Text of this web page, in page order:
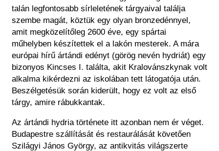
talán legfontosabb sírleletének tárgyaival találja
szembe magát, köztük egy olyan bronzedénnyel,
amit megközelítőleg 2600 éve, egy spártai
műhelyben készítettek el a lakón mesterek. A mára
európai hírű ártándi edényt (görög nevén hydriát) egy
bizonyos Kincses I. találta, akit Kralovánszkynak volt
alkalma kikérdezni az iskolában tett látogatója után.
Beszélgetésük során kiderült, hogy ez volt az első
tárgy, amire rábukkantak.
Az ártándi hydria története itt azonban nem ér véget.
Budapestre szállítását és restaurálását követően
Szilágyi János György, az antikvitás világszerte